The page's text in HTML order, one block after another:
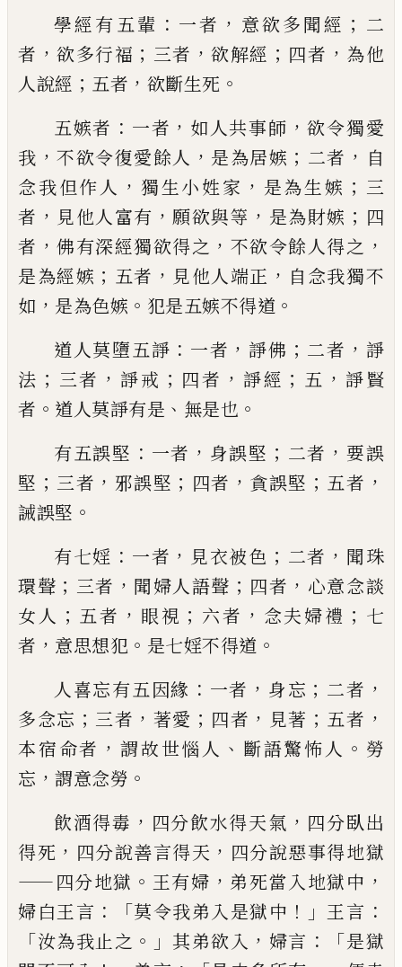
學經有五輩 ： 一者 ， 意欲多聞經 ； 二
者 ，欲多行福 ； 三者 ，欲解經 ； 四者 ， 為他
人說經 ； 五者 ， 欲斷生死 。
五嫉者 ： 一者 ， 如人共事師 ，欲令獨愛
我 ，不欲令復愛餘人 ， 是為居嫉 ； 二者 ， 自
念我但作人 ， 獨生小姓家 ， 是為生嫉 ； 三
者 ， 見他人富有 ， 願欲與等 ， 是為財嫉 ； 四
者 ，佛有深經獨欲得之 ， 不欲令餘人得之 ，
是為經嫉 ； 五者 ， 見他人端正 ， 自念我獨不
如 ， 是為色嫉 。 犯是五嫉不得道 。
道人莫墮五諍 ： 一者 ， 諍佛 ； 二者 ， 諍
法 ； 三者 ， 諍戒 ； 四者 ， 諍經 ； 五 ， 諍賢
者 。 道人莫諍有是 、 無是也 。
有五誤堅 ： 一者 ， 身誤堅 ； 二者 ， 要誤
堅 ； 三者 ， 邪誤堅 ； 四者 ， 貪誤堅 ； 五者 ，
誡誤堅 。
有七婬 ： 一者 ， 見衣被色 ； 二者 ， 聞珠
環聲 ； 三者 ， 聞婦人語聲 ； 四者 ， 心意念談
女人 ； 五者 ， 眼視 ； 六者 ， 念夫婦禮 ； 七
者 ， 意思想犯 。 是七婬不得道 。
人喜忘有五因緣 ： 一者 ， 身忘 ； 二者 ，
多念忘 ； 三者 ， 著愛 ； 四者 ， 見著 ； 五者 ，
本宿命者 ， 謂故世惱人 、 斷語驚怖人 。 勞
忘 ， 謂意念勞 。
飲酒得毒 ， 四分飲水得天氣 ， 四分臥出
得死 ， 四分說善言得天 ， 四分說惡事得地獄
——四分地獄 。 王有婦 ， 弟死當入地獄中 ，
婦白王言 ：「莫令我弟入是獄中 ！」 王言 ：
「汝為我止之 。」其弟欲入 ， 婦言 ：「是獄